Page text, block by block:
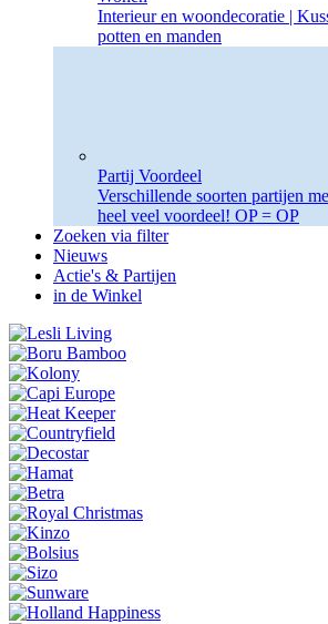
Interieur en woondecoratie |
potten en manden
Partij Voordeel
Verschillende soorten partijen
heel veel voordeel! OP = OP
Zoeken via filter
Nieuws
Actie's & Partijen
in de Winkel